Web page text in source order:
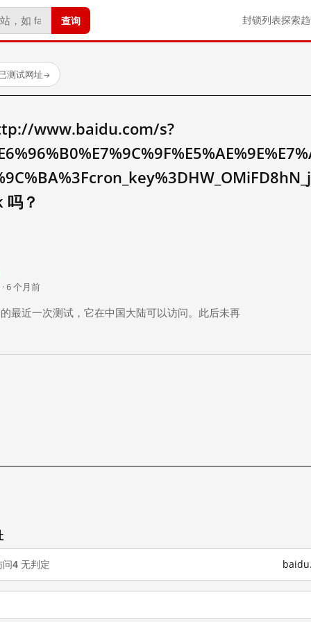
查询 封锁列表探索
测试网址→
www.baidu.com/s?
？
6 个月前
最近一次测试，它在中国大陆可以访问。此后未再
问4 无判定